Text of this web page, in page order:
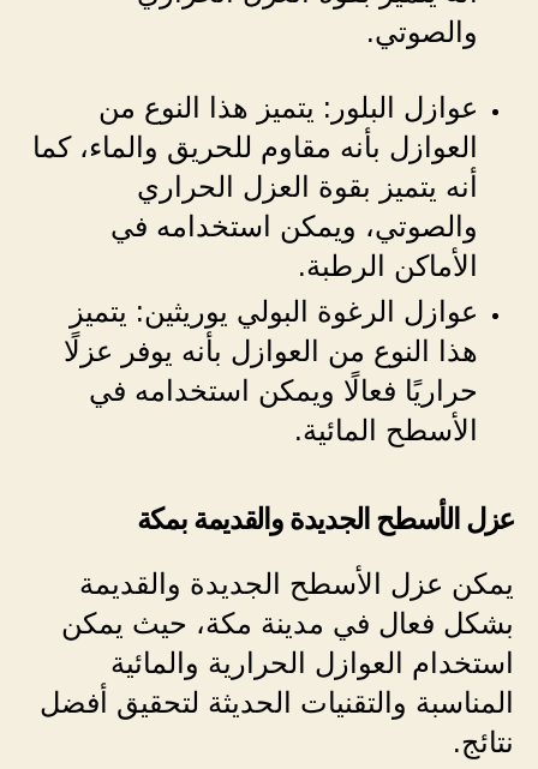
والصوتي.
عوازل البلور: يتميز هذا النوع من
العوازل بأنه مقاوم للحريق والماء، كما
أنه يتميز بقوة العزل الحراري
والصوتي، ويمكن استخدامه في
الأماكن الرطبة.
عوازل الرغوة البولي يوريثين: يتميز
هذا النوع من العوازل بأنه يوفر عزلًا
حراريًا فعالًا ويمكن استخدامه في
الأسطح المائية.
عزل الأسطح الجديدة والقديمة بمكة
يمكن عزل الأسطح الجديدة والقديمة
بشكل فعال في مدينة مكة، حيث يمكن
استخدام العوازل الحرارية والمائية
المناسبة والتقنيات الحديثة لتحقيق أفضل
نتائج.